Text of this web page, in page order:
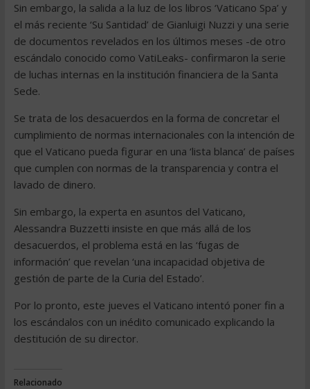
Sin embargo, la salida a la luz de los libros ‘Vaticano Spa’ y
el más reciente ‘Su Santidad’ de Gianluigi Nuzzi y una serie
de documentos revelados en los últimos meses -de otro
escándalo conocido como VatiLeaks- confirmaron la serie
de luchas internas en la institución financiera de la Santa
Sede.
Se trata de los desacuerdos en la forma de concretar el
cumplimiento de normas internacionales con la intención de
que el Vaticano pueda figurar en una ‘lista blanca’ de países
que cumplen con normas de la transparencia y contra el
lavado de dinero.
Sin embargo, la experta en asuntos del Vaticano,
Alessandra Buzzetti insiste en que más allá de los
desacuerdos, el problema está en las ‘fugas de
información’ que revelan ‘una incapacidad objetiva de
gestión de parte de la Curia del Estado’.
Por lo pronto, este jueves el Vaticano intentó poner fin a
los escándalos con un inédito comunicado explicando la
destitución de su director.
Relacionado